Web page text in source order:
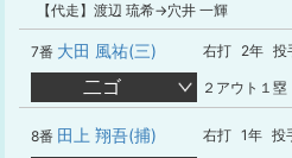
【代走】渡辺 琉希→穴井 一輝
7番 大田 風祐(三) 右打 2年 投
二ゴ ２アウト１塁
8番 田上 翔吾(捕) 右打 1年 投